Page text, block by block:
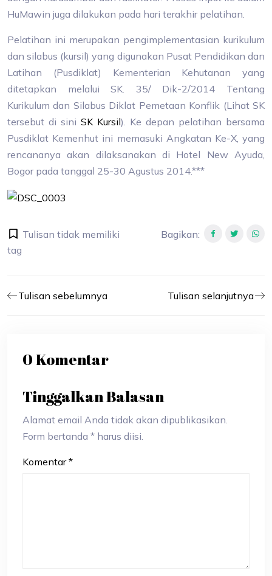
HuMawin juga dilakukan pada hari terakhir pelatihan.
Pelatihan ini merupakan pengimplementasian kurikulum
dan silabus (kursil) yang digunakan Pusat Pendidikan dan
Latihan (Pusdiklat) Kementerian Kehutanan yang
ditetapkan melalui SK. 35/ Dik-2/2014 Tentang
Kurikulum dan Silabus Diklat Pemetaan Konflik (Lihat SK
tersebut di sini SK Kursil). Ke depan pelatihan bersama
Pusdiklat Kemenhut ini memasuki Angkatan Ke-X, yang
rencananya akan dilaksanakan di Hotel New Ayuda,
Bogor pada tanggal 25-30 Agustus 2014.***
Tulisan tidak memiliki
tag
Bagikan:
Tulisan sebelumnya Tulisan selanjutnya
0 Komentar
Tinggalkan Balasan
Alamat email Anda tidak akan dipublikasikan.
Form bertanda * harus diisi.
Komentar *